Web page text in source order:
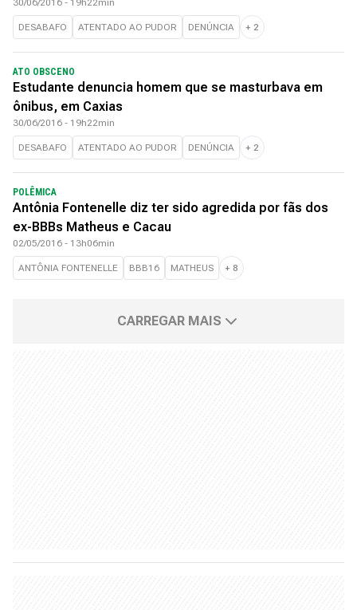
30/06/2016 - 19h22min
DESABAFO ATENTADO AO PUDOR DENÚNCIA + 2
ATO OBSCENO
Estudante denuncia homem que se masturbava em
ônibus, em Caxias
30/06/2016 - 19h22min
DESABAFO ATENTADO AO PUDOR DENÚNCIA + 2
POLÊMICA
Antônia Fontenelle diz ter sido agredida por fãs dos
ex-BBBs Matheus e Cacau
02/05/2016 - 13h06min
ANTÔNIA FONTENELLE BBB16 MATHEUS + 8
CARREGAR MAIS